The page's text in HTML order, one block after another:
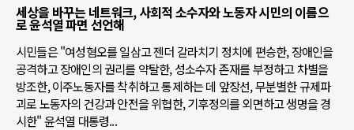
세상을 바꾸는 네트워크, 사회적 소수자와 노동자 시민의 이름으
로 윤석열 파면 선언해
시민들은 "여성혐오를 일삼고 젠더 갈라치기 정치에 편승한, 장애인을
공격하고 장애인의 권리를 약탈한, 성소수자 존재를 부정하고 차별을
방조한, 이주노동자를 착취하고 통제하는 데 앞장선, 무분별한 규제파
괴로 노동자의 건강과 안전을 위협한, 기후정의를 외면하고 생명을 경
시한" 윤석열 대통령...